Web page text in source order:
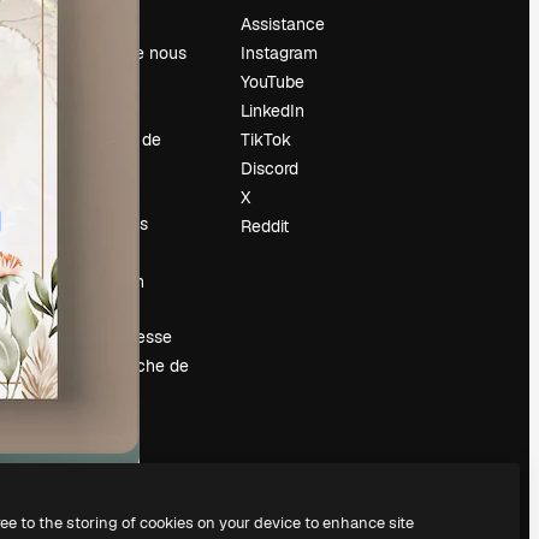
Prix
À propos de nous
Carrières
Tendances de
Événements
Slidesgo
Vendre mon
contenu
Salle de presse
À la recherche de
magnific.ai
Assistance
Instagram
YouTube
LinkedIn
TikTok
Discord
X
Reddit
to the storing of cookies on your device to enhance site